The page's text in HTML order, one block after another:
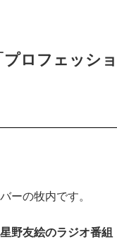
ロフェッシ
の牧内です。
野友絵のラジオ番組